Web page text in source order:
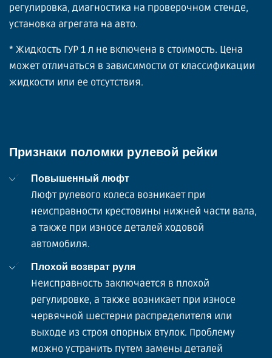
регулировка, диагностика на проверочном стенде,
установка агрегата на авто.
* Жидкость ГУР 1 л не включена в стоимость. Цена
может отличаться в зависимости от классификации
жидкости или ее отсутствия.
Признаки поломки рулевой рейки
Повышенный люфт
Люфт рулевого колеса возникает при
неисправности крестовины нижней части вала,
а также при износе деталей ходовой
автомобиля.
Плохой возврат руля
Неисправность заключается в плохой
регулировке, а также возникает при износе
червячной шестерни распределителя или
выходе из строя опорных втулок. Проблему
можно устранить путем замены деталей